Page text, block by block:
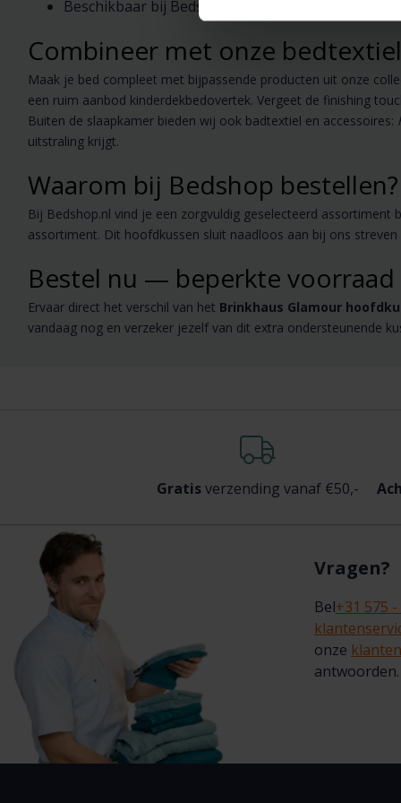
Beschikbaar bij Bedshop.nl naast andere
Combineer met onze
Maak je bed compleet met bijpassende producten uit onze
een ruim aanbod kinderdekbedovertek. Vergeet de finishing
Buiten de slaapkamer bieden wij ook badtextiel en accessoires:
uitstraling krijgt.
Waarom bij Bedshop bestellen?
Bij Bedshop.nl vind je een zorgvuldig geselecteerd
assortiment. Dit hoofdkussen sluit naadloos aan bij ons
Bestel nu — beperkte voorraad
Ervaar direct het verschil van het Brinkhaus Glamour
vandaag nog en verzeker jezelf van dit extra ondersteunende
Gratisverzending vanaf €50,-
Vragen?
Bel+31 575
onze
antwoorden.